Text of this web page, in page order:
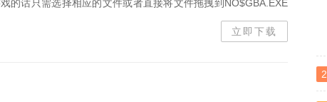
的话只需选择相应的文件或者直接将文件拖拽到NO$GBA.EXE
，让你玩游戏更加的简单哦！NO$GBA模拟器特色1、拥有DS...
立即下载
2